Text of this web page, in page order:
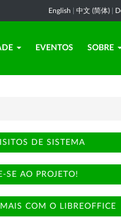
English 中文 (简体)
EVENTOS SOBRE
DE SISTEMA
SE AO PROJETO!
MAIS COM O LIBREOFFICE